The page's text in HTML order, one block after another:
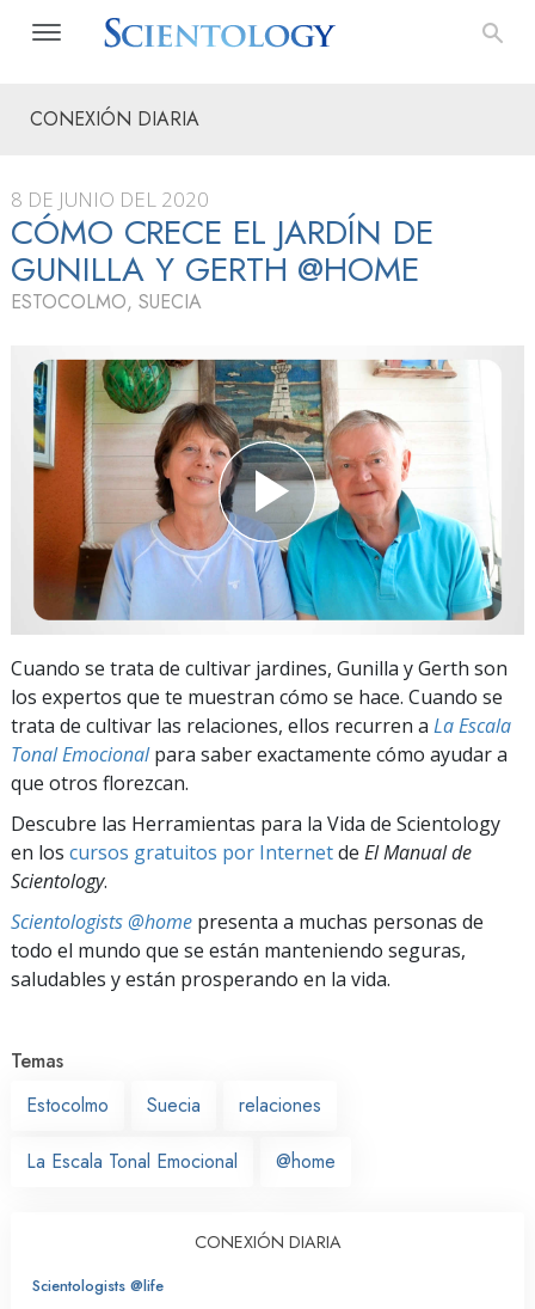
CONEXIÓN DIARIA
8 DE JUNIO DEL 2020
CÓMO CRECE EL JARDÍN DE
GUNILLA Y GERTH @HOME
ESTOCOLMO, SUECIA
Cuando se trata de cultivar jardines, Gunilla y Gerth son
los expertos que te muestran cómo se hace. Cuando se
trata de cultivar las relaciones, ellos recurren a La Escala
Tonal Emocionalpara saber exactamente cómo ayudar a
que otros florezcan.
Descubre las Herramientas para la Vida de Scientology
en los cursos gratuitos por Internetde El Manual de
Scientology.
Scientologists @home presenta a muchas personas de
todo el mundo que se están manteniendo seguras,
saludables y están prosperando en la vida.
Temas
Estocolmo
Suecia relaciones
La Escala Tonal Emocional @home
CONEXIÓN DIARIA
Scientologists @life